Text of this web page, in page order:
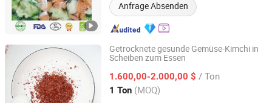
Anfrage Absenden
Getrocknete gesunde Gemüse-Kimchi in
Scheiben zum Essen
1.600,00-2.000,00 $ / Ton
1 Ton (MOQ)
Heze City Mudan District Shengxinyuan Food Co., Ltd.
Shandong, China Seit 2025